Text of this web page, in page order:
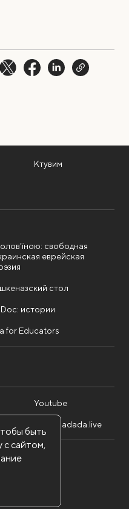
Ктувим
свободная
еврейская
стол
истории
for Educators
Youtube
info@dadada.live
быть
с сайтом,